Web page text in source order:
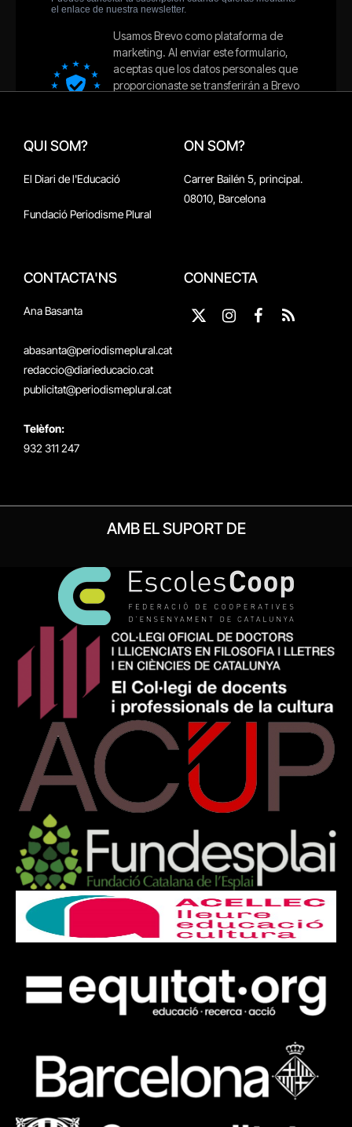
QUI SOM?
El Diari de l'Educació
Fundació Periodisme Plural
ON SOM?
Carrer Bailén 5, principal.
08010, Barcelona
CONTACTA'NS
Ana Basanta
abasanta@periodismeplural.cat
redaccio@diarieducacio.cat
publicitat@periodismeplural.cat
Telèfon:
932 311 247
CONNECTA
X
InstagramFacebook
RSS
AMB EL SUPORT DE